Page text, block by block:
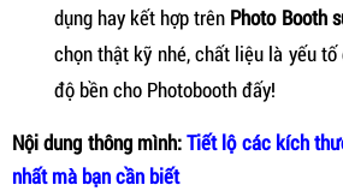
dụng hay kết hợp trên Photo Booth
chọn thật kỹ nhé, chất liệu là yếu
độ bền cho Photobooth đấy!
Nội dung thông mình:Tiết lộ các kích
nhất mà bạn cần biết